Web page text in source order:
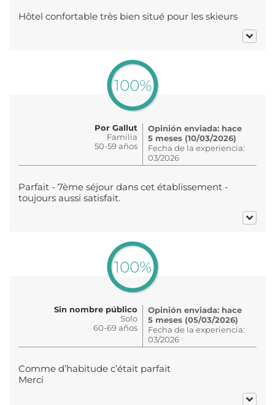
Hôtel confortable très bien situé pour les skieurs
100%
Por Gallut
Familia
50-59 años
Opinión enviada: hace
5 meses (10/03/2026)
Fecha de la experiencia:
03/2026
Parfait - 7ème séjour dans cet établissement -
toujours aussi satisfait.
100%
Sin nombre público
Solo
60-69 años
Opinión enviada: hace
5 meses (05/03/2026)
Fecha de la experiencia:
03/2026
Comme d’habitude c’était parfait
Merci